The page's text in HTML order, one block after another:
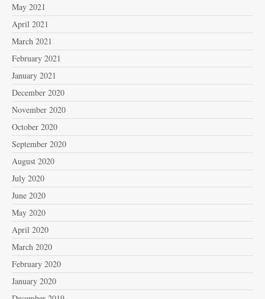
May 2021
April 2021
March 2021
February 2021
January 2021
December 2020
November 2020
October 2020
September 2020
August 2020
July 2020
June 2020
May 2020
April 2020
March 2020
February 2020
January 2020